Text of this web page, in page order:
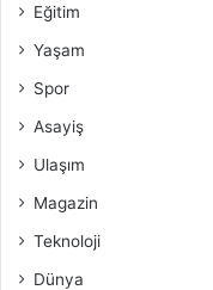
Eğitim
Yaşam
Spor
Asayiş
Ulaşım
Magazin
Teknoloji
Dünya